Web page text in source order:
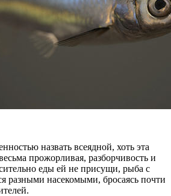
назвать всеядной, хоть эта
прожорливая, разборчивость и
еды ей не присущи, рыба с
разными насекомыми, бросаясь почти